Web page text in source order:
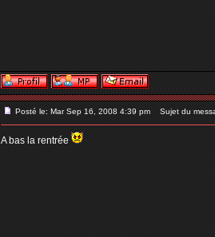
Posté le: Mar Sep 16, 2008 4:39 pm Sujet du
A bas la rentrée